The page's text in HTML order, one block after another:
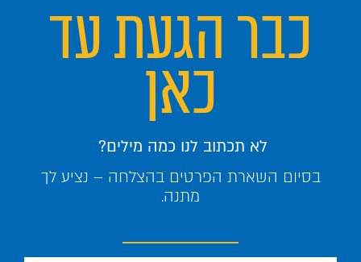
כבר הגעת עד
כאן
לא תכתוב לנו כמה מילים?
בסיום השארת הפרטים בהצלחה – נציע לך
מתנה.